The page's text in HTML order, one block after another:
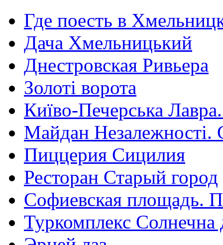
Где поесть в
Дача Хмельницький
Днестровская Ривьера
Золоті ворота
Київо-Печерська
Майдан Незалежності.
Пиццерия Сицилия
Ресторан Старый город
Софиевская площадь.
Туркомплекс Солнечна